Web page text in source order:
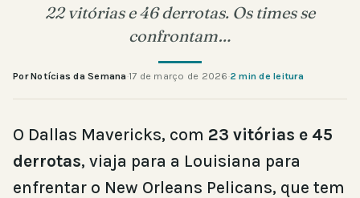
22 vitórias e 46 derrotas. Os times se
confrontam…
Por Notícias da Semana·17 de março de 2026·2 min de leitura
O Dallas Mavericks, com 23 vitórias e 45
derrotas, viaja para a Louisiana para
enfrentar o New Orleans Pelicans, que tem